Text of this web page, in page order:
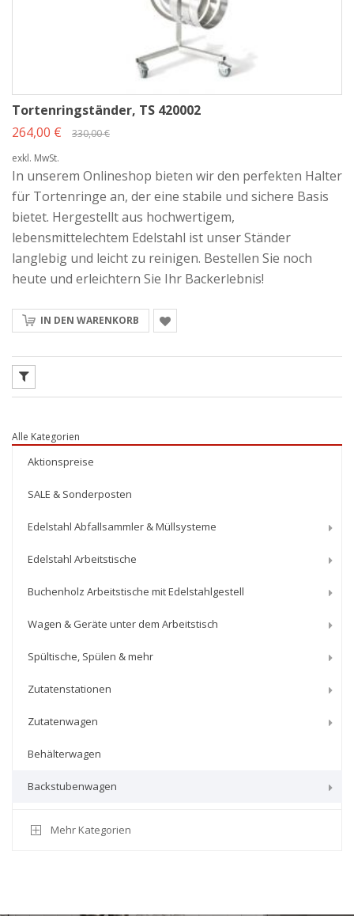
Lösung zur Aufbewahrung von Tortenringen – funktional, hygienisch und
Tortenringständer, TS 420002
264,00 €
330,00 €
exkl. MwSt.
In unserem Onlineshop bieten wir den perfekten Halter
für Tortenringe an, der eine stabile und sichere Basis
bietet. Hergestellt aus hochwertigem,
lebensmittelechtem Edelstahl ist unser Ständer
langlebig und leicht zu reinigen. Bestellen Sie noch
heute und erleichtern Sie Ihr Backerlebnis!
IN DEN WARENKORB
Alle Kategorien
Aktionspreise
SALE & Sonderposten
Edelstahl Abfallsammler & Müllsysteme
Edelstahl Arbeitstische
Buchenholz Arbeitstische mit Edelstahlgestell
Wagen & Geräte unter dem Arbeitstisch
Spültische, Spülen & mehr
Zutatenstationen
Zutatenwagen
Behälterwagen
Backstubenwagen
Mehr Kategorien